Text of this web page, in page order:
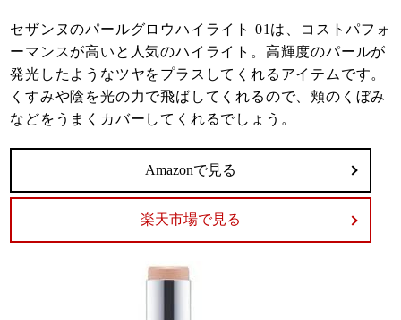
セザンヌのパールグロウハイライト 01は、コストパフォ
ーマンスが高いと人気のハイライト。高輝度のパールが
発光したようなツヤをプラスしてくれるアイテムです。
くすみや陰を光の力で飛ばしてくれるので、頬のくぼみ
などをうまくカバーしてくれるでしょう。
Amazonで見る
楽天市場で見る